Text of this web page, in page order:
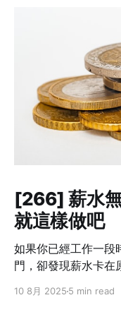
[266] 薪水
就這樣做吧
如果你已經工作一段
門，卻發現薪水卡在
想過：「我現在的
10 8月 2025 5 min read